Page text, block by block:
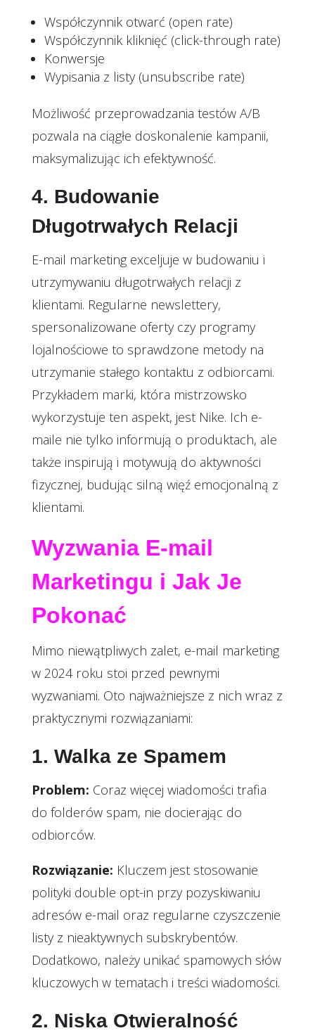
Współczynnik otwarć (open rate)
Współczynnik kliknięć (click-through rate)
Konwersje
Wypisania z listy (unsubscribe rate)
Możliwość przeprowadzania testów A/B
pozwala na ciągłe doskonalenie kampanii,
maksymalizując ich efektywność.
4. Budowanie
Długotrwałych Relacji
E-mail marketing exceljuje w budowaniu i
utrzymywaniu długotrwałych relacji z
klientami. Regularne newslettery,
spersonalizowane oferty czy programy
lojalnościowe to sprawdzone metody na
utrzymanie stałego kontaktu z odbiorcami.
Przykładem marki, która mistrzowsko
wykorzystuje ten aspekt, jest Nike. Ich e-
maile nie tylko informują o produktach, ale
także inspirują i motywują do aktywności
fizycznej, budując silną więź emocjonalną z
klientami.
Wyzwania E-mail
Marketingu i Jak Je
Pokonać
Mimo niewątpliwych zalet, e-mail marketing
w 2024 roku stoi przed pewnymi
wyzwaniami. Oto najważniejsze z nich wraz z
praktycznymi rozwiązaniami:
1. Walka ze Spamem
Problem: Coraz więcej wiadomości trafia
do folderów spam, nie docierając do
odbiorców.
Rozwiązanie: Kluczem jest stosowanie
polityki double opt-in przy pozyskiwaniu
adresów e-mail oraz regularne czyszczenie
listy z nieaktywnych subskrybentów.
Dodatkowo, należy unikać spamowych słów
kluczowych w tematach i treści wiadomości.
2. Niska Otwieralność